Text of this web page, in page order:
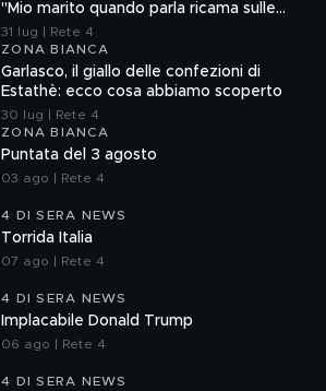
"Mio marito quando parla ricama sulle
cose"
31 lug | Rete 4
ZONA BIANCA
Garlasco, il giallo delle confezioni di
Estathè: ecco cosa abbiamo scoperto
30 lug | Rete 4
ZONA BIANCA
Puntata del 3 agosto
03 ago | Rete 4
4 DI SERA NEWS
Torrida Italia
07 ago | Rete 4
4 DI SERA NEWS
Implacabile Donald Trump
06 ago | Rete 4
4 DI SERA NEWS